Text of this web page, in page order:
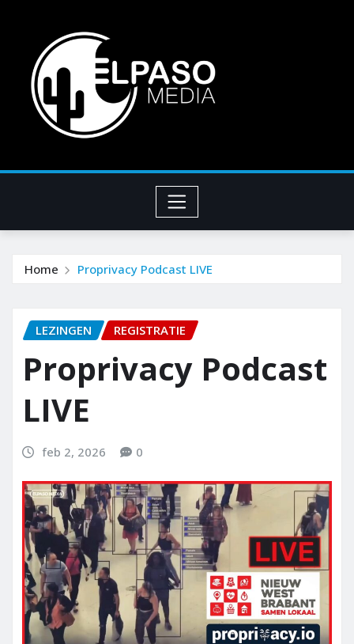
Home Proprivacy Podcast LIVE
LEZINGEN REGISTRATIE
Proprivacy Podcast
LIVE
feb 2, 2026 0